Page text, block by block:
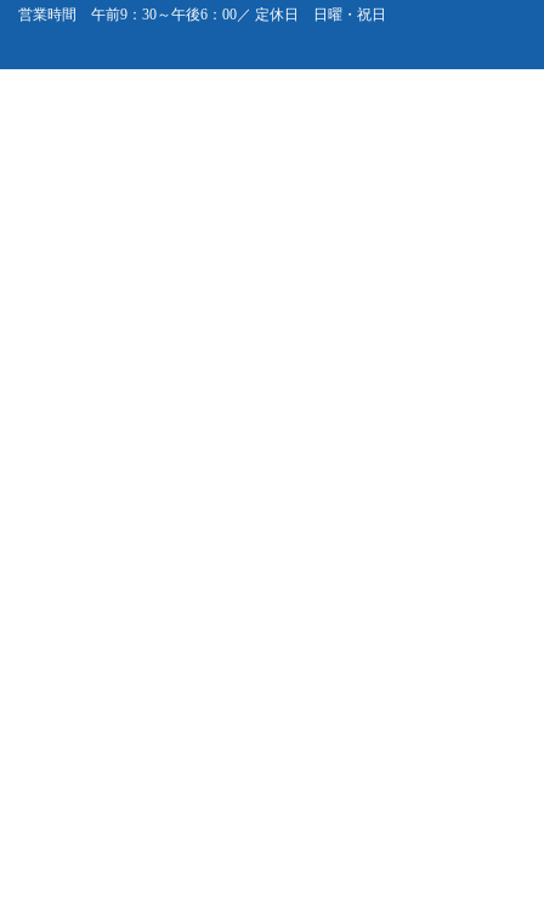
営業時間 午前9：30～午後6：00／ 定休日 日曜・祝日